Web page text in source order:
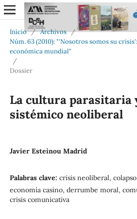
Inicio / Archivos /
Núm. 63 (2010): "'Nosotros somos su
económica mundial"
/
Dossier
La cultura parasitaria
sistémico neoliberal
Javier Esteinou Madrid
Palabras clave: crisis neoliberal,
economía casino, derrumbe moral,
crisis comunicativa